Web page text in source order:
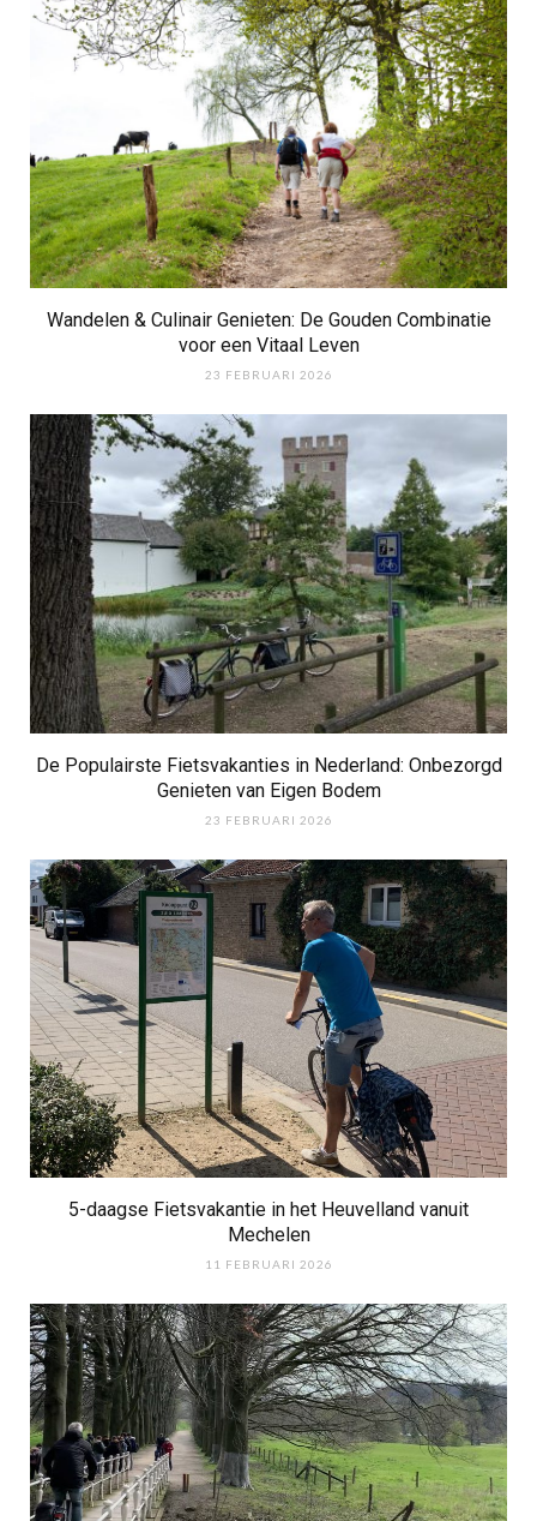
Wandelen & Culinair Genieten: De Gouden Combinatie
voor een Vitaal Leven
23 FEBRUARI 2026
De Populairste Fietsvakanties in Nederland: Onbezorgd
Genieten van Eigen Bodem
23 FEBRUARI 2026
5-daagse Fietsvakantie in het Heuvelland vanuit
Mechelen
11 FEBRUARI 2026